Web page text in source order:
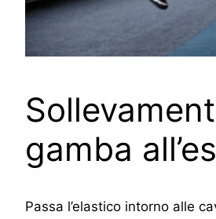
gamba
Passa l’elastico intorno alle